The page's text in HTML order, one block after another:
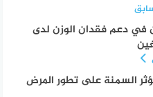
في دعم فقدان الوزن لدى
السمنة على تطور المرض